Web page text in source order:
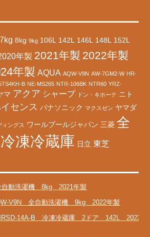
7kg 8kg 9kg 106L 142L 146L 148L
152L
年製 2021年製 2022年製
年製 AQUA AQW-V9N AW-7GM2-W HR-
B NE-MS265 NTR-106BK NTR60 YRZ-
マ アクア シャープ ドン・キホーテ ニト
センス パナソニック マクスゼン ヤマダ
ィングス ワールプールジャパン 三菱 全
冷凍冷蔵庫 日立 東芝
動洗濯機 8kg 2021年製
V9N 全自動洗濯機 9kg 2022年製
14A-B 冷凍冷蔵庫 2ドア 142L 2023